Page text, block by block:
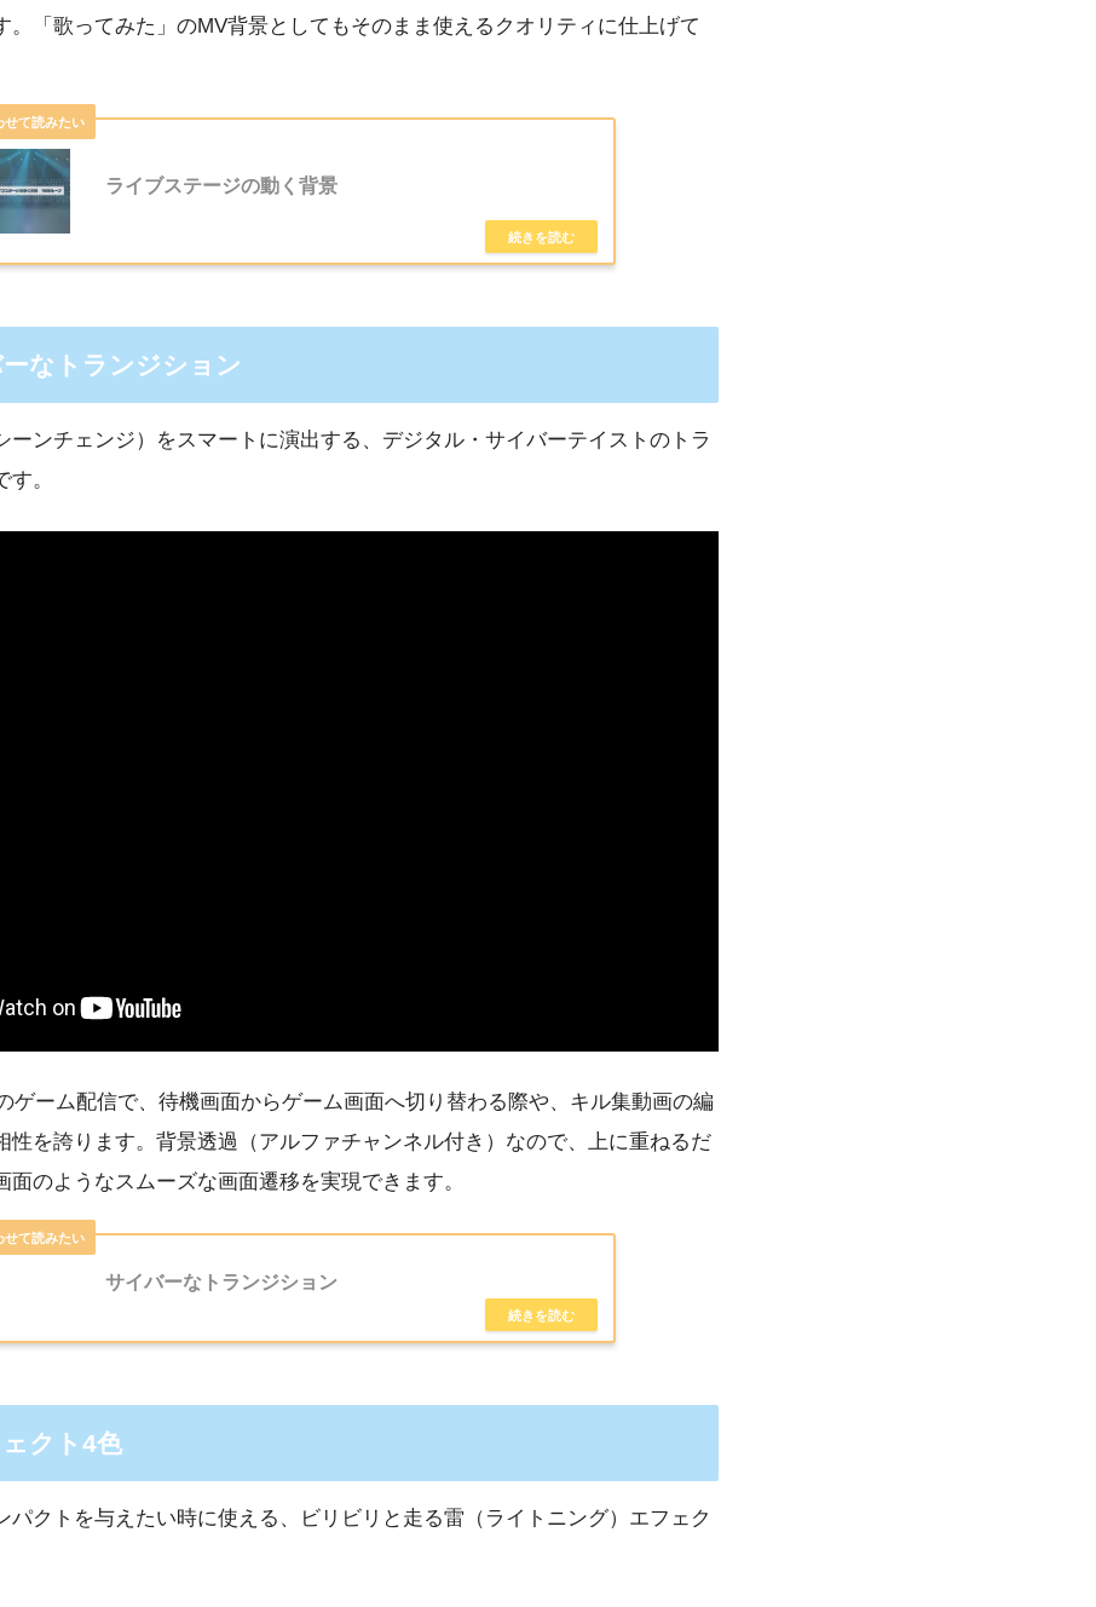
。「歌ってみた」のMV背景としてもそのまま使えるクオリティに仕上げて
ライブステージの動く背景
なトランジション
ーンチェンジ）をスマートに演出する、デジタル・サイバーテイストのトラ
。
ゲーム配信で、待機画面からゲーム画面へ切り替わる際や、キル集動画の編
性を誇ります。背景透過（アルファチャンネル付き）なので、上に重ねるだ
面のようなスムーズな画面遷移を実現できます。
サイバーなトランジション
クト4色
パクトを与えたい時に使える、ビリビリと走る雷（ライトニング）エフェク